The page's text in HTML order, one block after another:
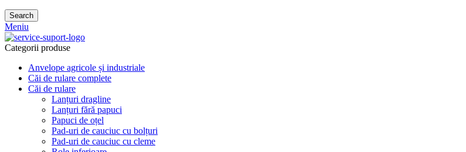
Search
Meniu
Categorii produse
Anvelope agricole și industriale
Căi de rulare complete
Căi de rulare
Lanțuri dragline
Lanțuri fără papuci
Papuci de oțel
Pad-uri de cauciuc cu bolțuri
Pad-uri de cauciuc cu cleme